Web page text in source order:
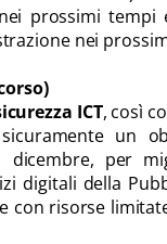
prossimi
nei
ICT, così
un
per
digitali della
con risorse